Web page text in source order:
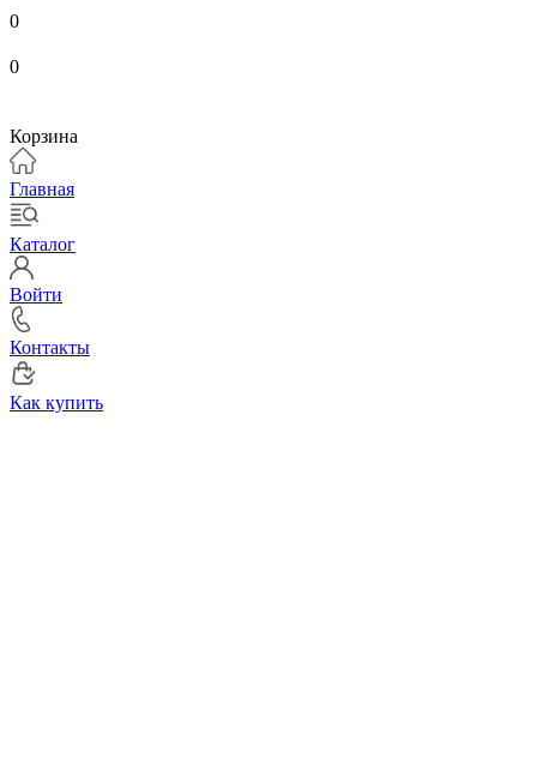
0
0
Корзина
Главная
Каталог
Войти
Контакты
Как купить